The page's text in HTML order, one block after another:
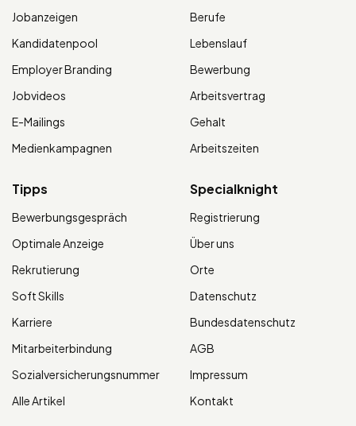
Jobanzeigen
Kandidatenpool
Employer Branding
Jobvideos
E-Mailings
Medienkampagnen
Berufe
Lebenslauf
Bewerbung
Arbeitsvertrag
Gehalt
Arbeitszeiten
Tipps
Bewerbungsgespräch
Optimale Anzeige
Rekrutierung
Soft Skills
Karriere
Mitarbeiterbindung
Sozialversicherungsnummer
Alle Artikel
Specialknight
Registrierung
Über uns
Orte
Datenschutz
Bundesdatenschutz
AGB
Impressum
Kontakt